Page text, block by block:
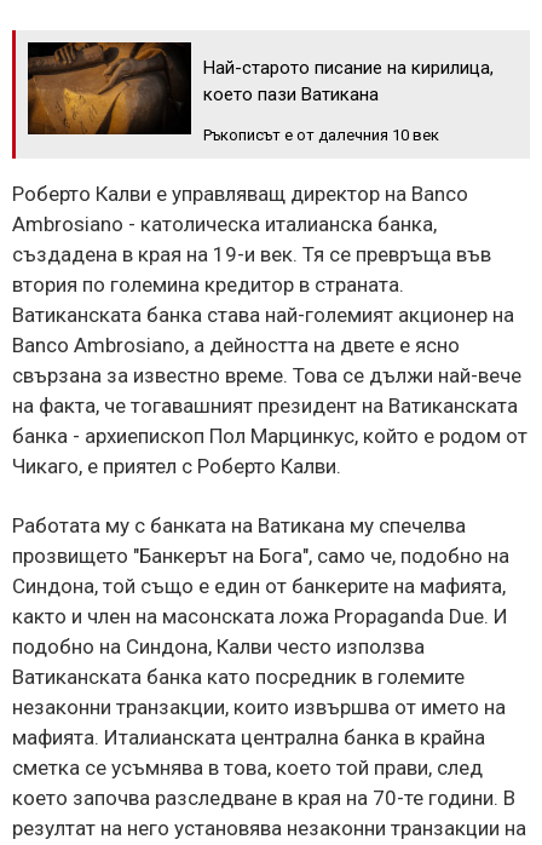
Най-старото писание на кирилица,
което пази Ватикана
Ръкописът е от далечния 10 век
Роберто Калви е управляващ директор на Banco
Ambrosiano - католическа италианска банка,
създадена в края на 19-и век. Тя се превръща във
втория по големина кредитор в страната.
Ватиканската банка става най-големият акционер на
Banco Ambrosiano, а дейността на двете е ясно
свързана за известно време. Това се дължи най-вече
на факта, че тогавашният президент на Ватиканската
банка - архиепископ Пол Марцинкус, който е родом от
Чикаго, е приятел с Роберто Калви.
Работата му с банката на Ватикана му спечелва
прозвището "Банкерът на Бога", само че, подобно на
Синдона, той също е един от банкерите на мафията,
както и член на масонската ложа Propaganda Due. И
подобно на Синдона, Калви често използва
Ватиканската банка като посредник в големите
незаконни транзакции, които извършва от името на
мафията. Италианската централна банка в крайна
сметка се усъмнява в това, което той прави, след
което започва разследване в края на 70-те години. В
резултат на него установява незаконни транзакции на